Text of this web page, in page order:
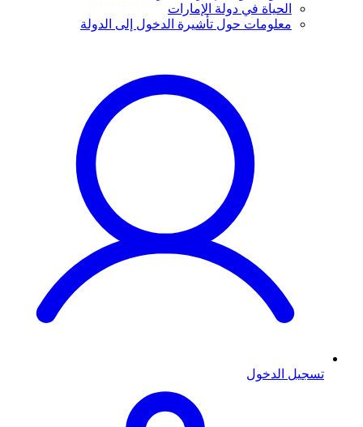
الحياة في دولة الإمارات
معلومات حول تأشيرة الدخول إلى الدولة
تسجيل الدخول